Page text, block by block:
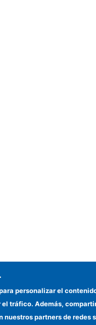
personalizar el
tráfico. Además,
nuestros partners de redes